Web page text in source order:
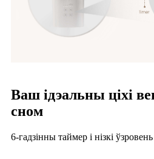
Ваш ідэальны ціхі
сном
6-гадзінны таймер і нізкі